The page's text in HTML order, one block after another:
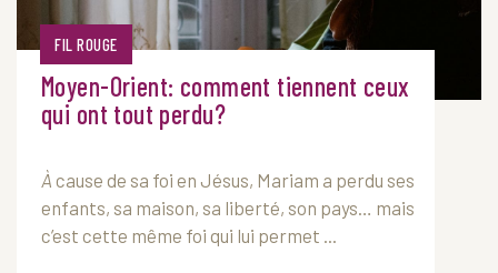
FIL ROUGE
Moyen-Orient: comment tiennent ceux
qui ont tout perdu?
À cause de sa foi en Jésus, Mariam a perdu ses
enfants, sa maison, sa liberté, son pays… mais
c’est cette même foi qui lui permet ...